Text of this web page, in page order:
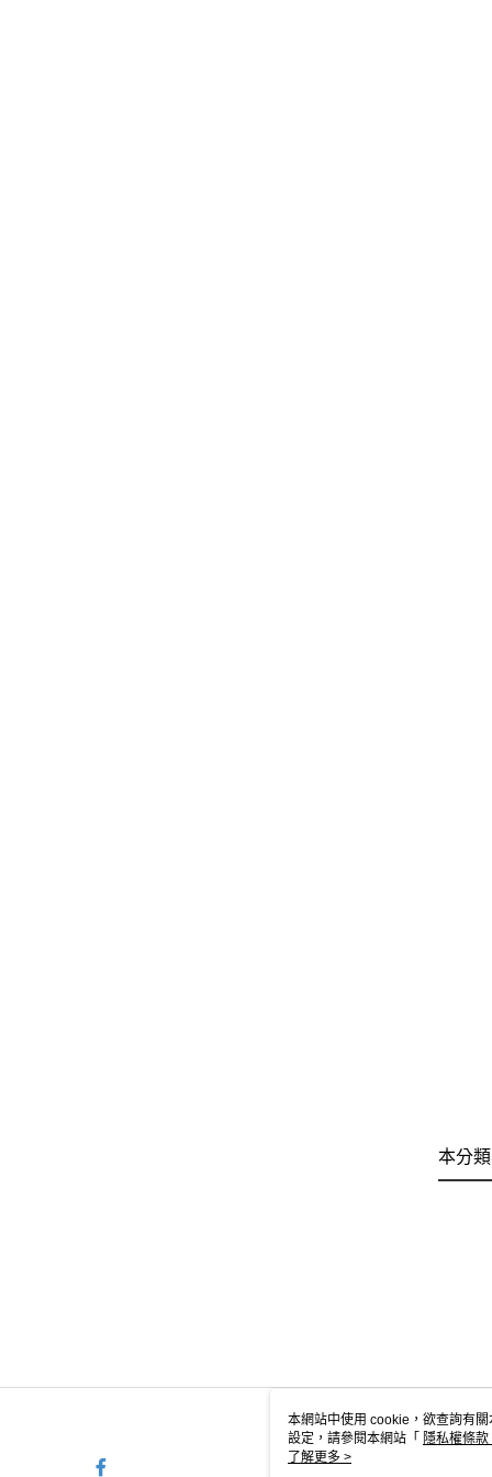
本分
本網站中使用 cookie，欲查詢有
設定，請參閱本網站「 隱私權條款
使用 cookie。
了解更多 >